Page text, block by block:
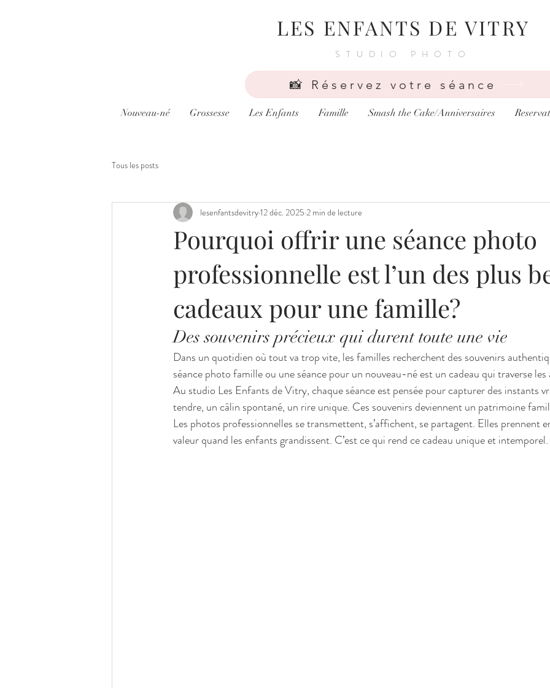
LES ENFANTS DE VITRY
STUDIO PHOTO
📸 Réservez votre séance
Nouveau-né Grossesse Les Enfants Famille Smash the Cake/Anniversaires
Tous les posts
Pourquoi offrir une séance photo
professionnelle est l’un des plus
cadeaux pour une famille?
lesenfantsdevitry12 déc. 2025 2 min de lecture
Des souvenirs précieux qui durent toute une vie
Dans un quotidien où tout va trop vite, les familles recherchent des souvenirs
séance photo famille ou une séance pour un nouveau-né est un cadeau qui traverse les
Au studio Les Enfants de Vitry, chaque séance est pensée pour capturer des instants
tendre, un câlin spontané, un rire unique. Ces souvenirs deviennent un patrimoine
Les photos professionnelles se transmettent, s’affichent, se partagent. Elles prennent
valeur quand les enfants grandissent. C’est ce qui rend ce cadeau unique et intemporel.